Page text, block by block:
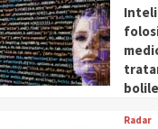
Radar